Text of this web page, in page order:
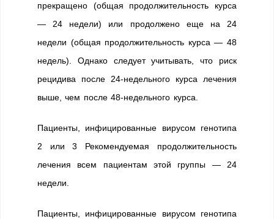
прекращено (общая продолжительность курса
— 24 недели) или продолжено еще на 24
недели (общая продолжительность курса — 48
недель). Однако следует учитывать, что риск
рецидива после 24-недельного курса лечения
выше, чем после 48-недельного курса.
Пациенты, инфицированные вирусом генотипа
2 или 3 Рекомендуемая продолжительность
лечения всем пациентам этой группы — 24
недели.
Пациенты, инфицированные вирусом генотипа